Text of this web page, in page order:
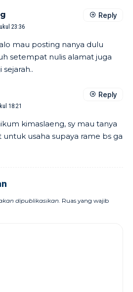
23:36
mau posting nanya dulu
setempat nulis alamat juga
sejarah..
Reply
18:21
kimaslaeng, sy mau tanya
untuk usaha supaya rame bs ga
Reply
dipublikasikan. Ruas yang wajib